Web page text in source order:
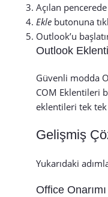
Açılan pencerede
Ekle butonuna
Outlook’u
Outlook
Güvenli modda
COM Eklentileri
eklentileri tek
Gelişmiş
Yukarıdaki
Office